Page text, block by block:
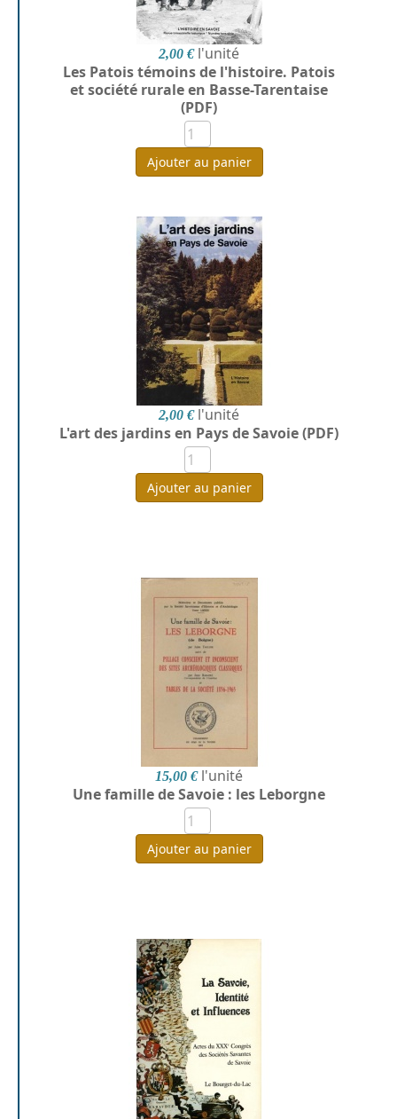
2,00 € l'unité
Les Patois témoins de l'histoire. Patois
et société rurale en Basse-Tarentaise
(PDF)
Ajouter au panier
2,00 € l'unité
L'art des jardins en Pays de Savoie (PDF)
Ajouter au panier
15,00 € l'unité
Une famille de Savoie : les Leborgne
Ajouter au panier